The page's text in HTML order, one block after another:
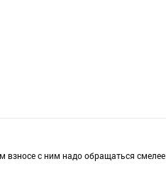
взносе с ним надо обращаться смелее